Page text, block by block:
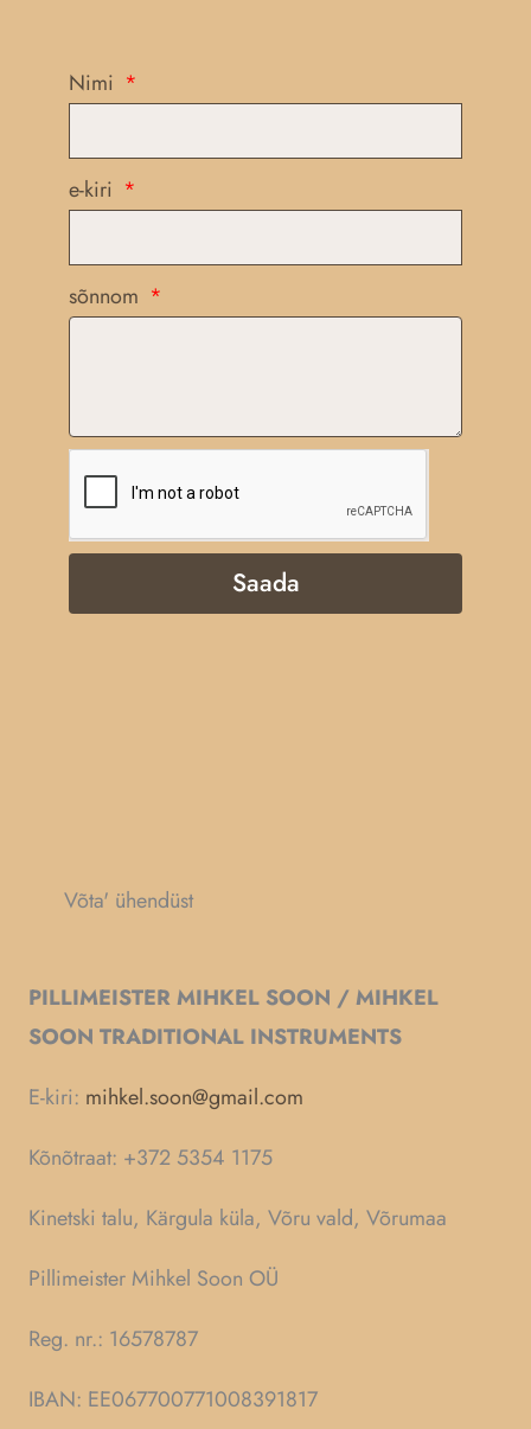
Võta' ühendüst
PILLIMEISTER MIHKEL SOON / MIHKEL
SOON TRADITIONAL INSTRUMENTS
E-kiri: mihkel.soon@gmail.com
Kõnõtraat: +372 5354 1175
Kinetski talu, Kärgula küla, Võru vald, Võrumaa
Pillimeister Mihkel Soon OÜ
Reg. nr.: 16578787
IBAN: EE067700771008391817
Nimi
e-kiri
sõnnom
Saada